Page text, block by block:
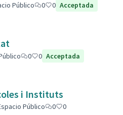
Público 0 0 Acceptada
0 0 Acceptada
i Instituts
Público 0
0